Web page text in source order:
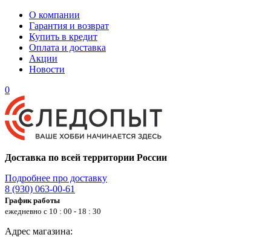
О компании
Гарантия и возврат
Купить в кредит
Оплата и доставка
Акции
Новости
0
Доставка по всей территории России
Подробнее про доставку
8 (930) 063-00-61
График работы
ежедневно с 10 : 00 - 18 : 30
Адрес магазина: